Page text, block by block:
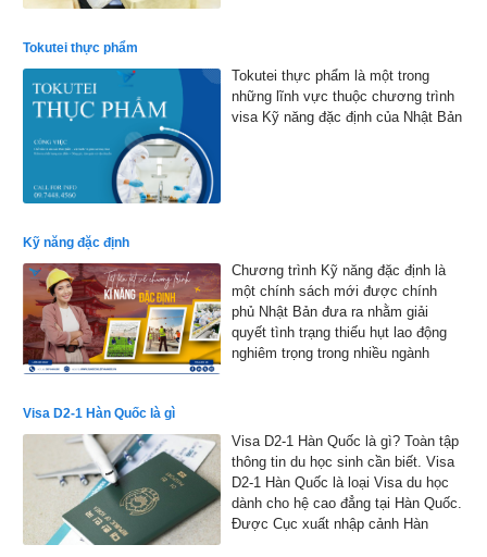
Tokutei thực phẩm
Tokutei thực phẩm là một trong
những lĩnh vực thuộc chương trình
visa Kỹ năng đặc định của Nhật Bản
Kỹ năng đặc định
Chương trình Kỹ năng đặc định là
một chính sách mới được chính
phủ Nhật Bản đưa ra nhằm giải
quyết tình trạng thiếu hụt lao động
nghiêm trọng trong nhiều ngành
Visa D2-1 Hàn Quốc là gì
Visa D2-1 Hàn Quốc là gì? Toàn tập
thông tin du học sinh cần biết. Visa
D2-1 Hàn Quốc là loại Visa du học
dành cho hệ cao đẳng tại Hàn Quốc.
Được Cục xuất nhập cảnh Hàn